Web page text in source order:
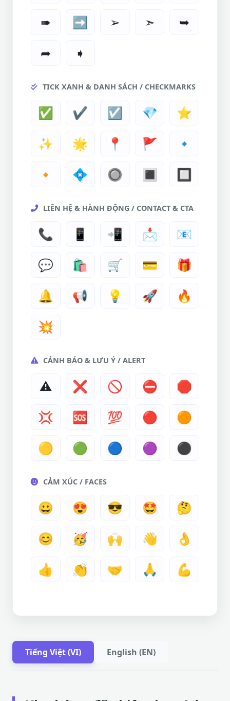
➠
➡ ➢ ➣
➥
➦
➧
TICK XANH & DANH SÁCH / CHECKMARKS
✅ ✔️ ☑️ 💎
⭐
✨
🌟 📍 🚩
🔹
🔸
💠 🔘 🔳 🔲
LIÊN HỆ & HÀNH ĐỘNG / CONTACT & CTA
📞 📱 📲 📩
📧
💬
🛍️ 🛒 💳
🎁
🔔
📢 💡 🚀
🔥
💥
CẢNH BÁO & LƯU Ý / ALERT
⚠️ ❌ 🚫 ⛔
🛑
💢
🆘 💯 🔴
🟠
🟡
🟢 🔵 🟣 ⚫
CẢM XÚC / FACES
😀 😍 😎 🤩
🤔
😊
🥳 🙌 👋
👌
👍
👏 🤝 🙏 💪
Tiếng Việt (VI) English (EN)